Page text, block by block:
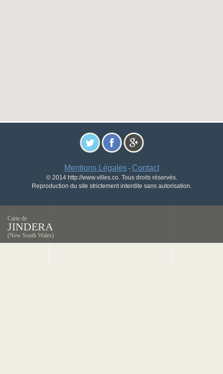
Mentions Légales- Contact
© 2014 http://www.villes.co. Tous droits réservés.
Reproduction du site strictement interdite sans autorisation.
Carte de
JINDERA
(New South Wales)